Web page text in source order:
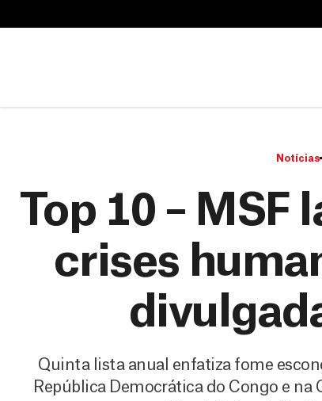
c
Notícias
Top 10 – MSF
crises
Quinta lista anual enfatiza fome
República Democrática do Congo e
a